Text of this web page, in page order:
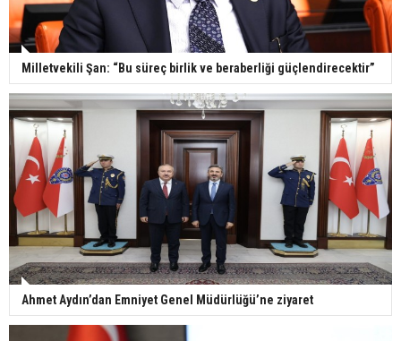
Milletvekili Şan: “Bu süreç birlik ve beraberliği güçlendirecektir”
Ahmet Aydın’dan Emniyet Genel Müdürlüğü’ne ziyaret